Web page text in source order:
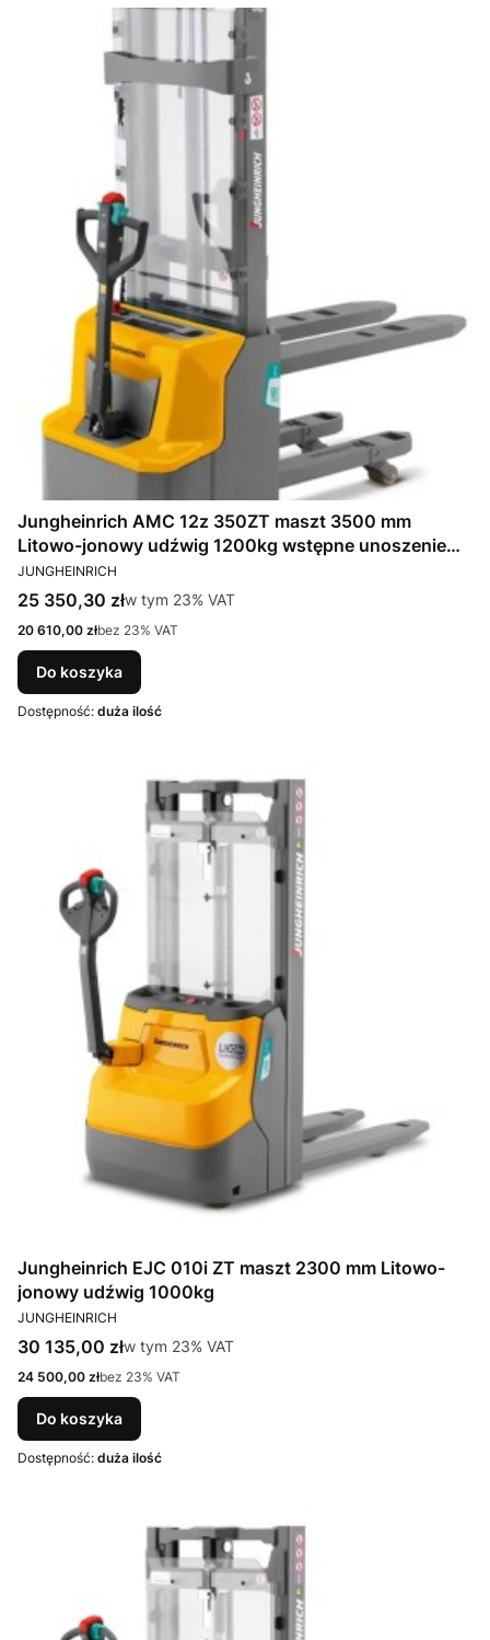
Jungheinrich AMC 12z 350ZT maszt 3500 mm
Litowo-jonowy udźwig 1200kg wstępne unoszenie
wideł
PRODUCENT
JUNGHEINRICH
Cena brutto
25 350,30 złw tym %s VAT
w tym 23% VAT
Cena netto
20 610,00 złbez 23% VAT
Do koszyka
Dostępność: duża ilość
Jungheinrich EJC 010i ZT maszt 2300 mm Litowo-
jonowy udźwig 1000kg
PRODUCENT
JUNGHEINRICH
Cena brutto
30 135,00 złw tym %s VAT
w tym 23% VAT
Cena netto
24 500,00 złbez 23% VAT
Do koszyka
Dostępność: duża ilość